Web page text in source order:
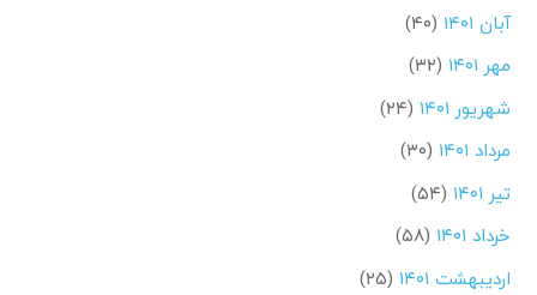
آبان ۱۴۰۱
(۴۰)
مهر ۱۴۰۱
(۳۲)
شهریور ۱۴۰۱
(۲۴)
مرداد ۱۴۰۱
(۳۰)
تیر ۱۴۰۱
(۵۴)
خرداد ۱۴۰۱
(۵۸)
اردیبهشت ۱۴۰۱
(۲۵)